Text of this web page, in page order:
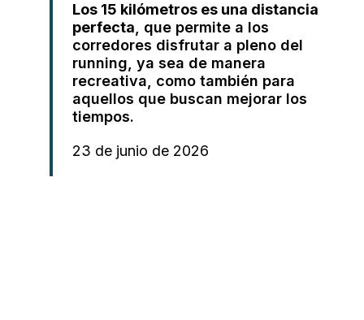
Los 15 kilómetros es una distancia
perfecta , que permite a los
corredores disfrutar a pleno del
running, ya sea de manera
recreativa, como también para
aquellos que buscan mejorar los
tiempos.
23 de junio de 2026